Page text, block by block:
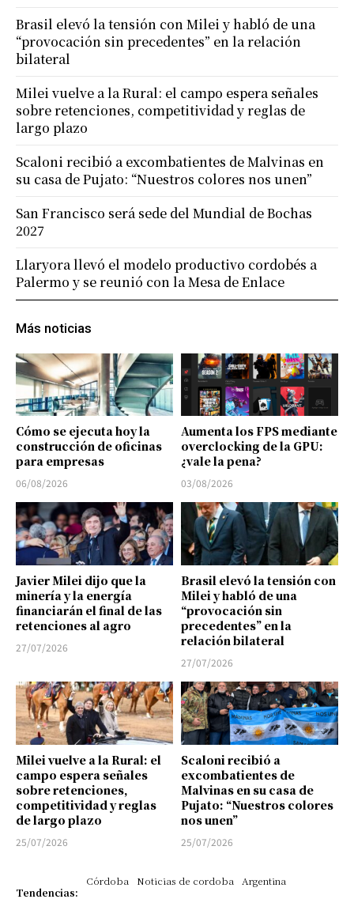
Más noticias
Cómo se ejecuta hoy la
construcción de oficinas
para empresas
06/08/2026
Aumenta los FPS mediante
overclocking de la GPU:
¿vale la pena?
03/08/2026
Javier Milei dijo que la
minería y la energía
financiarán el final de las
retenciones al agro
27/07/2026
Brasil elevó la tensión con
Milei y habló de una
“provocación sin
precedentes” en la
relación bilateral
27/07/2026
Milei vuelve a la Rural: el
campo espera señales
sobre retenciones,
competitividad y reglas
de largo plazo
25/07/2026
Scaloni recibió a
excombatientes de
Malvinas en su casa de
Pujato: “Nuestros colores
nos unen”
25/07/2026
Tendencias:
Córdoba Noticias de cordoba
Argentina
Brasil elevó la tensión con Milei y habló de una
“provocación sin precedentes” en la relación
bilateral
Milei vuelve a la Rural: el campo espera señales
sobre retenciones, competitividad y reglas de
largo plazo
Scaloni recibió a excombatientes de Malvinas en
su casa de Pujato: “Nuestros colores nos unen”
San Francisco será sede del Mundial de Bochas
2027
Llaryora llevó el modelo productivo cordobés a
Palermo y se reunió con la Mesa de Enlace